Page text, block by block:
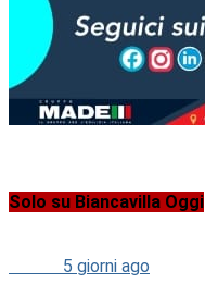
Solo su Biancavilla Oggi
5 giorni ago